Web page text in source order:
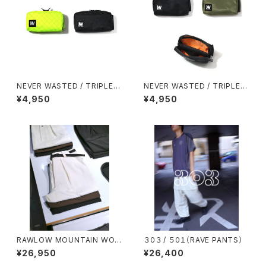
NEVER WASTED / TRIPLEY
ES（ECOPAK）
¥4,950
NEVER WASTED / TRIPLEY
ES（MA-1）
¥4,950
RAWLOW MOUNTAIN WOR
KS / HIKER BAKER PANTS
¥26,950
３０３ / ５０１（RAVE PANTS）
¥26,400